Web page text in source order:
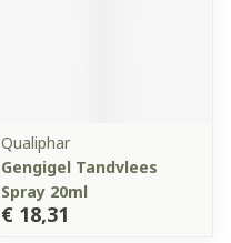
Qualiphar
Gengigel Tandvlees
Spray 20ml
€ 18,31